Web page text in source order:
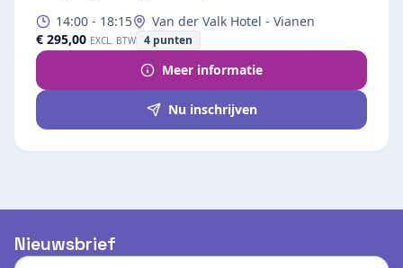
14:00 - 18:15
Van der Valk Hotel - Vianen
€ 295,00 EXCL. BTW 4 punten
Meer informatie
Nu inschrijven
Nieuwsbrief